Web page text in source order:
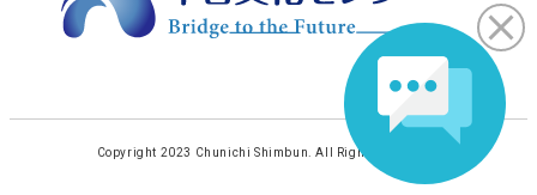
Copyright 2023 Chunichi Shimbun. All Rights Reserved.